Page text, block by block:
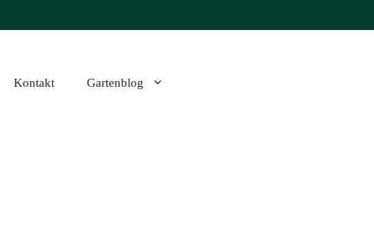
Kontakt Gartenblog